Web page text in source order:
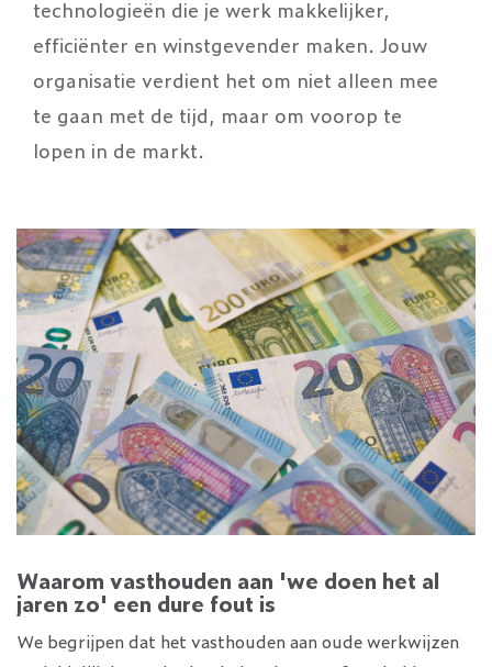
technologieën die je werk makkelijker,
efficiënter en winstgevender maken. Jouw
organisatie verdient het om niet alleen mee
te gaan met de tijd, maar om voorop te
lopen in de markt.
Waarom vasthouden aan 'we doen het al
jaren zo' een dure fout is
We begrijpen dat het vasthouden aan oude werkwijzen